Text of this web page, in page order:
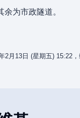
为市政隧道。
2月13日 (星期五) 15:22